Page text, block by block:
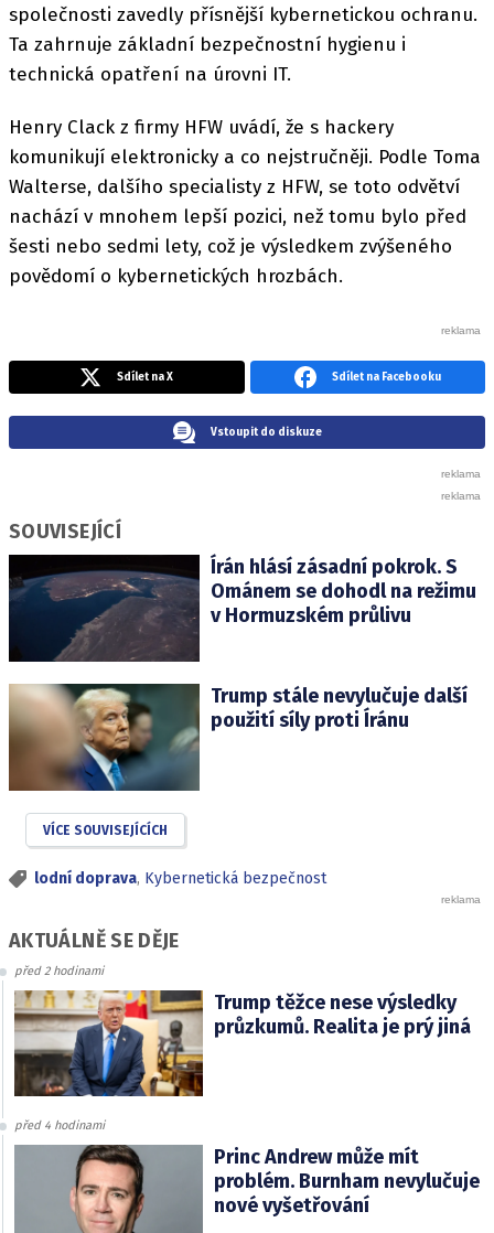
společnosti zavedly přísnější kybernetickou ochranu.
Ta zahrnuje základní bezpečnostní hygienu i
technická opatření na úrovni IT.
Henry Clack z firmy HFW uvádí, že s hackery
komunikují elektronicky a co nejstručněji. Podle Toma
Walterse, dalšího specialisty z HFW, se toto odvětví
nachází v mnohem lepší pozici, než tomu bylo před
šesti nebo sedmi lety, což je výsledkem zvýšeného
povědomí o kybernetických hrozbách.
Sdílet na X Sdílet na Facebooku
Vstoupit do diskuze
SOUVISEJÍCÍ
Írán hlásí zásadní pokrok. S
Ománem se dohodl na režimu
v Hormuzském průlivu
Trump stále nevylučuje další
použití síly proti Íránu
VÍCE SOUVISEJÍCÍCH
lodní doprava, Kybernetická bezpečnost
AKTUÁLNĚ SE DĚJE
před 2 hodinami
Trump těžce nese výsledky
průzkumů. Realita je prý jiná
před 4 hodinami
Princ Andrew může mít
problém. Burnham nevylučuje
nové vyšetřování